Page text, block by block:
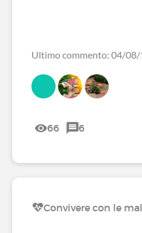
Ultimo commento: 04/
66 6
Convivere con le